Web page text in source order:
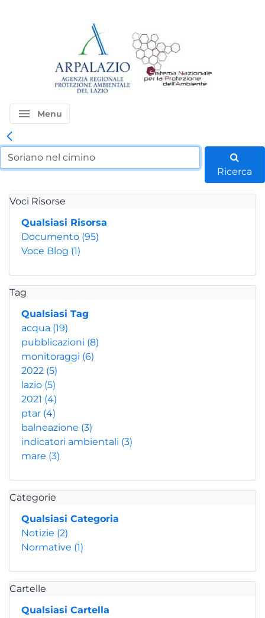
menu Menu
Ricerca
Voci Risorse
Qualsiasi Risorsa
Documento (95)
Voce Blog (1)
Tag
Qualsiasi Tag
acqua (19)
pubblicazioni (8)
monitoraggi (6)
2022 (5)
lazio (5)
2021 (4)
ptar (4)
balneazione (3)
indicatori ambientali (3)
mare (3)
Categorie
Qualsiasi Categoria
Notizie (2)
Normative (1)
Cartelle
Qualsiasi Cartella